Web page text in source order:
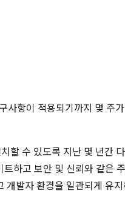
항이 적용되기까지 몇 주
수 있도록 지난 몇 년간
하고 보안 및 신뢰와 같은
발자 환경을 일관되게 유